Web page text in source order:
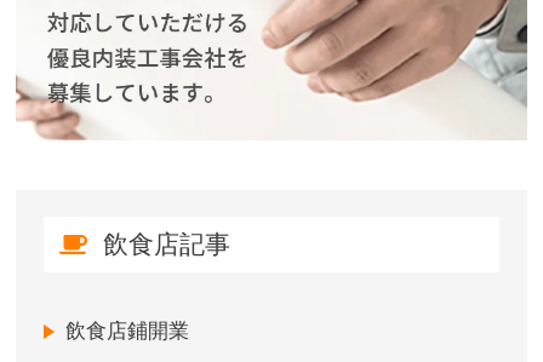
飲食店記事
飲食店鋪開業